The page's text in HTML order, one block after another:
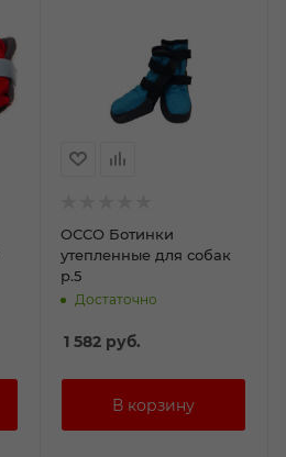
ОССО Ботинки
утепленные для собак
р.5
Достаточно
1 582руб.